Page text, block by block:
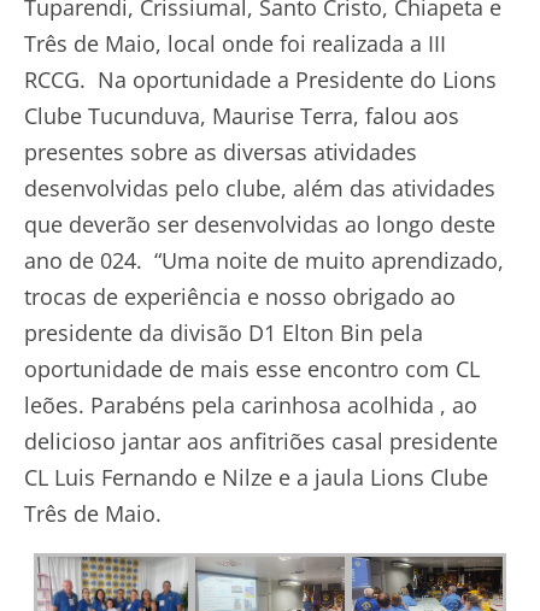
Tuparendi, Crissiumal, Santo Cristo, Chiapeta e
Três de Maio, local onde foi realizada a III
RCCG. Na oportunidade a Presidente do Lions
Clube Tucunduva, Maurise Terra, falou aos
presentes sobre as diversas atividades
desenvolvidas pelo clube, além das atividades
que deverão ser desenvolvidas ao longo deste
ano de 024. “Uma noite de muito aprendizado,
trocas de experiência e nosso obrigado ao
presidente da divisão D1 Elton Bin pela
oportunidade de mais esse encontro com CL
leões. Parabéns pela carinhosa acolhida , ao
delicioso jantar aos anfitriões casal presidente
CL Luis Fernando e Nilze e a jaula Lions Clube
Três de Maio.